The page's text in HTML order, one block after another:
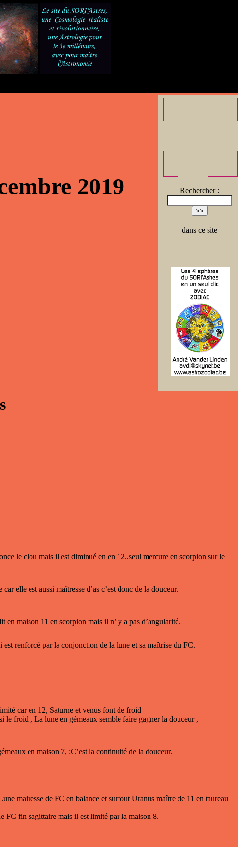
Rechercher :
dans ce site
2019
le clou mais il est diminué en en 12..seul mercure en scorpion sur le
elle est aussi maîtresse d’as c’est donc de la douceur.
maison 11 en scorpion mais il n’ y a pas d’angularité.
renforcé par la conjonction de la lune et sa maîtrise du FC.
car en 12, Saturne et venus font de froid
le froid , La lune en gémeaux semble faire gagner la douceur ,
en maison 7, :C’est la continuité de la douceur.
mairesse de FC en balance et surtout Uranus maître de 11 en taureau
FC fin sagittaire mais il est limité par la maison 8.